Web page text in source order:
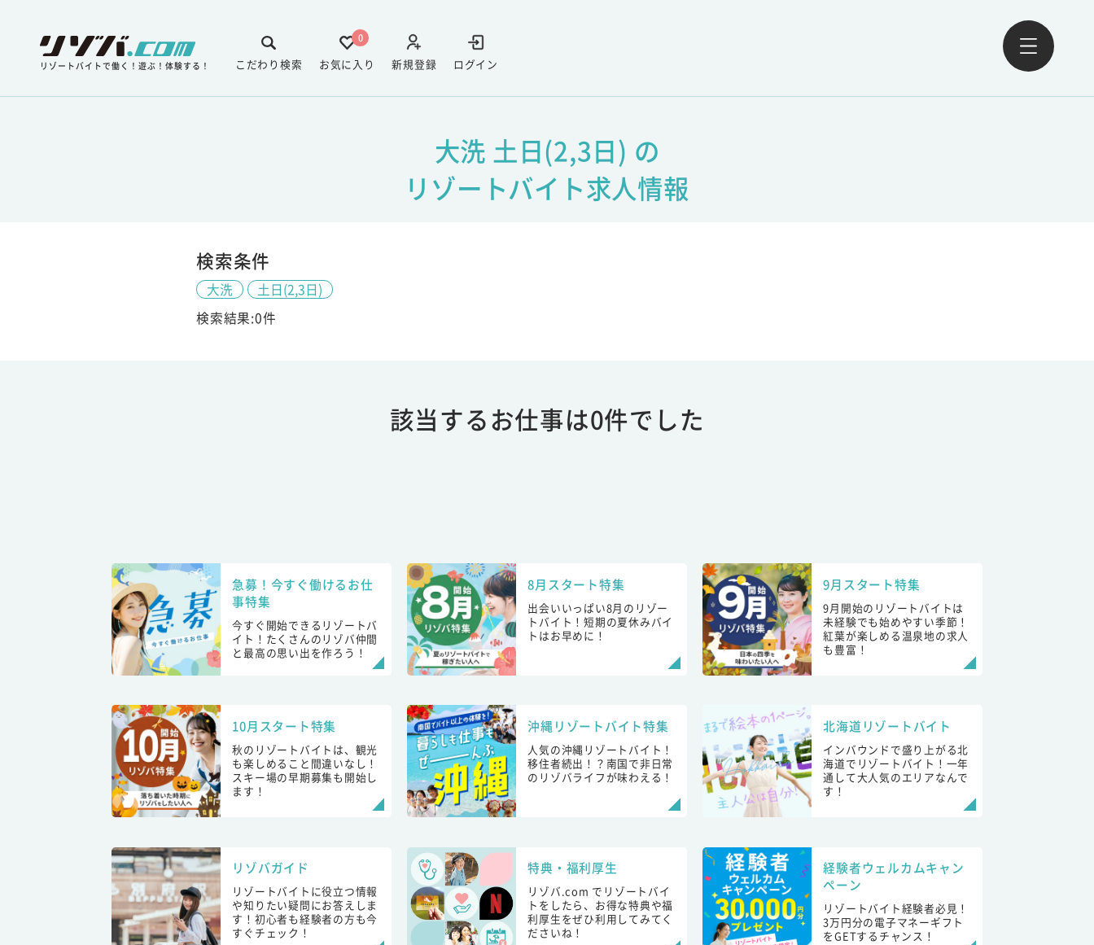
リゾートバイトで働く！遊ぶ！体験する！ ログイン
新規登録
0
お気に入り
こだわり検索
大洗 土日(2,3日) の
リゾートバイト求人情報
検索条件
大洗
土日(2,3日)
検索結果:0件
該当するお仕事は0件でした
急募！今すぐ働けるお仕
事特集
今すぐ開始できるリゾートバ
イト！たくさんのリゾバ仲間
と最高の思い出を作ろう！
8月スタート特集
出会いいっぱい8月のリゾー
トバイト！短期の夏休みバイ
トはお早めに！
9月スタート特集
9月開始のリゾートバイトは
未経験でも始めやすい季節！
紅葉が楽しめる温泉地の求人
も豊富！
10月スタート特集
秋のリゾートバイトは、観光
も楽しめること間違いなし！
スキー場の早期募集も開始し
ます！
沖縄リゾートバイト特集
人気の沖縄リゾートバイト！
移住者続出！？南国で非日常
のリゾバライフが味わえる！
北海道リゾートバイト
インバウンドで盛り上がる北
海道でリゾートバイト！一年
通して大人気のエリアなんで
す！
リゾバガイド
リゾートバイトに役立つ情報
や知りたい疑問にお答えしま
す！初心者も経験者の方も今
すぐチェック！
特典・福利厚生
リゾバ.com でリゾートバイ
トをしたら、お得な特典や福
利厚生をぜひ利用してみてく
ださいね！
経験者ウェルカムキャン
ペーン
リゾートバイト経験者必見！
3万円分の電子マネーギフト
をGETするチャンス！